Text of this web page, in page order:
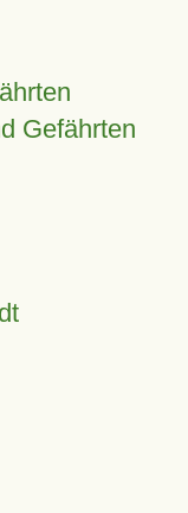
Gefährten